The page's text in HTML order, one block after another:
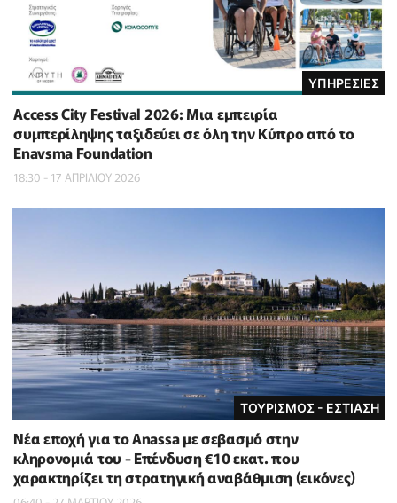
ΥΠΗΡΕΣΙΕΣ
Access City Festival 2026: Μια εμπειρία
συμπερίληψης ταξιδεύει σε όλη την Κύπρο από το
Enavsma Foundation
18:30 - 17 ΑΠΡΙΛΙΟΥ 2026
ΤΟΥΡΙΣΜΟΣ - ΕΣΤΙΑΣΗ
Νέα εποχή για το Anassa με σεβασμό στην
κληρονομιά του - Επένδυση €10 εκατ. που
χαρακτηρίζει τη στρατηγική αναβάθμιση (εικόνες)